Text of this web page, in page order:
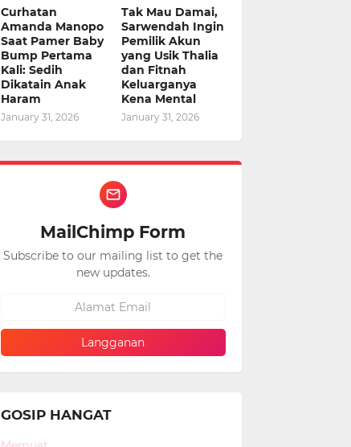
Curhatan
Amanda Manopo
Saat Pamer Baby
Bump Pertama
Kali: Sedih
Dikatain Anak
Haram
January 31, 2026
Tak Mau Damai,
Sarwendah Ingin
Pemilik Akun
yang Usik Thalia
dan Fitnah
Keluarganya
Kena Mental
January 31, 2026
MailChimp Form
Subscribe to our mailing list to get the
new updates.
GOSIP HANGAT